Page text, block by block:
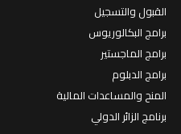
القبول والتسجيل
برامج البكالوريوس
برامج الماجستير
برامج الدبلوم
المنح والمساعدات المالية
برنامج الزائر الدولي